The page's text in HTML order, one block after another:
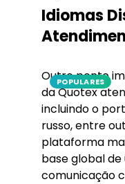
Idiomas
POPULARES
Outro ponto
da Quotex
incluindo o
russo, entre
plataforma
base global de
comunicação